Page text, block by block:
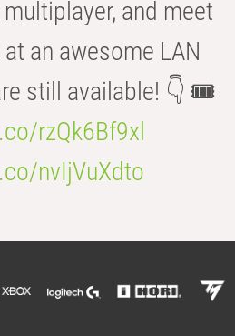
and meet
an awesome LAN
still available! 👇 🎟️
rzQk6Bf9xl
nvIjVuXdto